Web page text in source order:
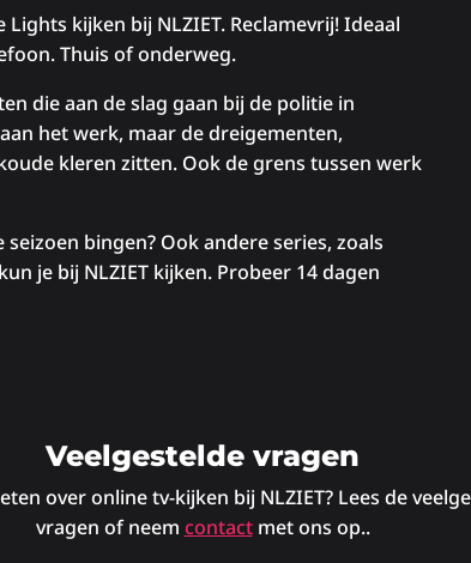
kijken bij NLZIET. Reclamevrij! Ideaal
Thuis of onderweg.
die aan de slag gaan bij de politie in
het werk, maar de dreigementen,
kleren zitten. Ook de grens tussen werk
bingen? Ook andere series, zoals
kun je bij NLZIET kijken. Probeer 14 dagen
Veelgestelde vragen
over online tv-kijken bij NLZIET? Lees de
vragen of neem contactmet ons op..